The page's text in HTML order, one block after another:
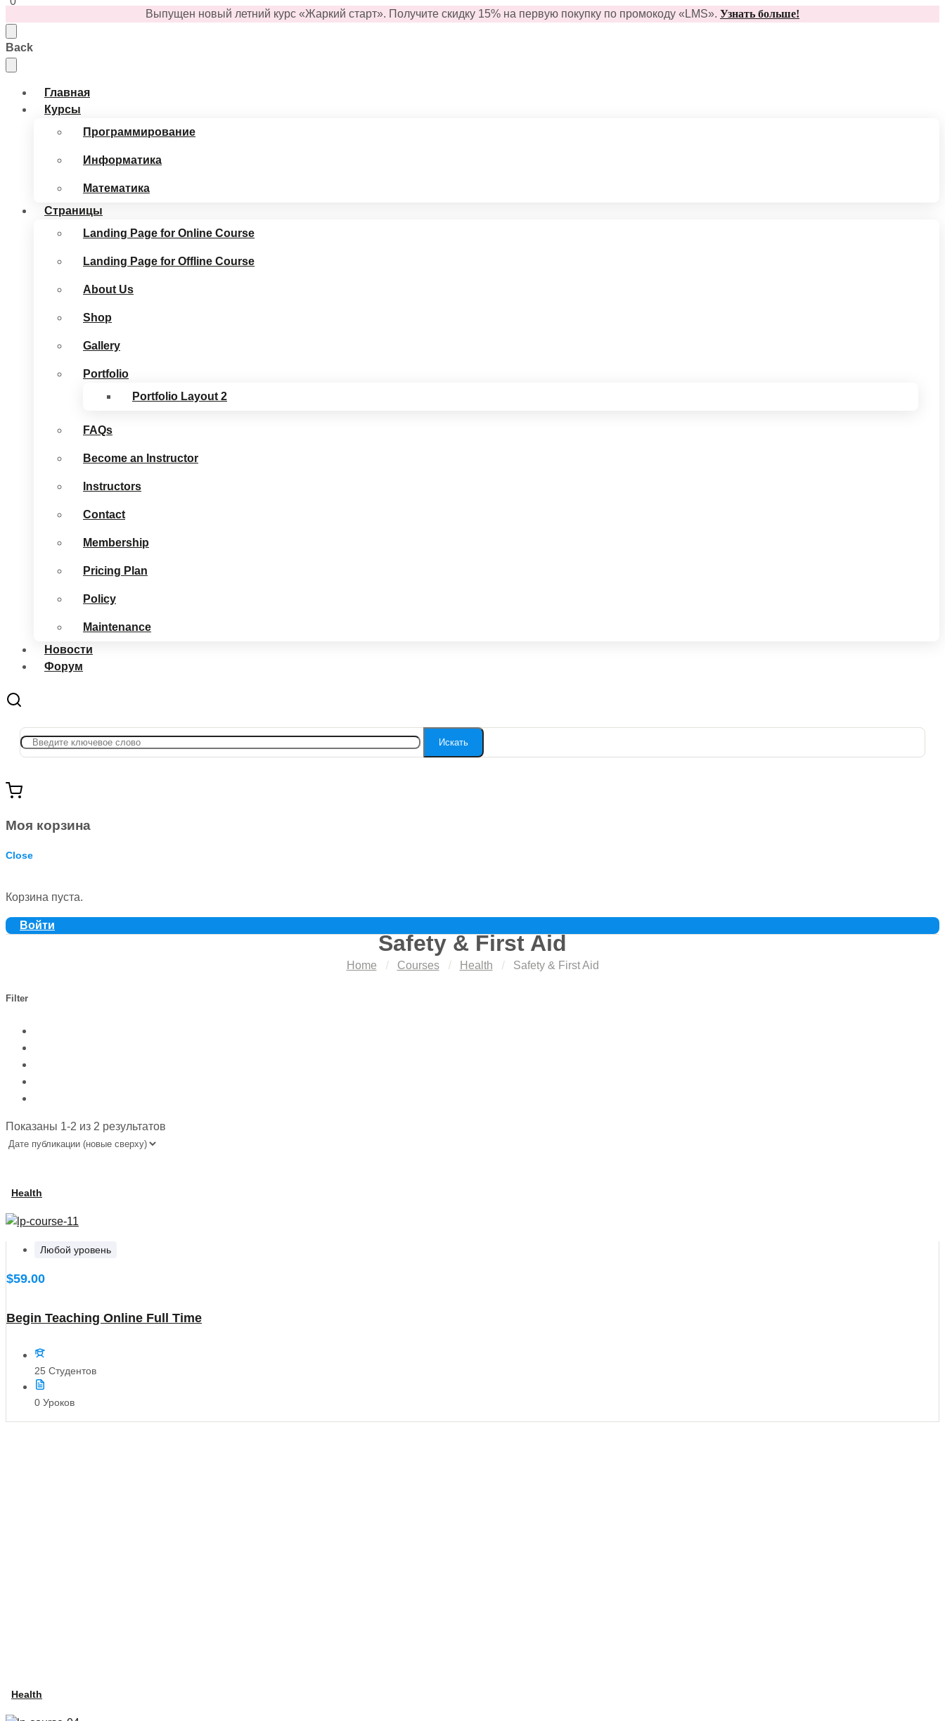
Выпущен новый летний курс «Жаркий старт». Получите скидку 15% на первую покупку по промокоду « LMS». Узнать больше!
Back
Главная
Курсы
Программирование
Информатика
Математика
Страницы
Landing Page for Online Course
Landing Page for Offline Course
About Us
Shop
Gallery
Portfolio
Portfolio Layout 2
FAQs
Become an Instructor
Instructors
Contact
Membership
Pricing Plan
Policy
Maintenance
Новости
Форум
Искать
Моя корзина
Close
Корзина пуста.
Войти
Safety & First Aid
Home Courses Health Safety & First Aid
Filter
Показаны 1-2 из 2 результатов
Health
Любой уровень
$59.00
Begin Teaching Online Full Time
25 Студентов
0 Уроков
Health